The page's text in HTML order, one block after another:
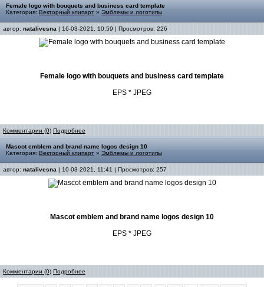
Female logo with bouquets and business card template
Категория: Векторный клипарт » Эмблемы и логотипы
автор: natalivesna | 16-03-2021, 10:59 | Просмотров: 226
Female logo with bouquets and business card template
EPS * JPEG
Комментарии (0) Подробнее
Mascot emblem and brand name logos design 10
Категория: Векторный клипарт » Эмблемы и логотипы
автор: natalivesna | 10-03-2021, 11:41 | Просмотров: 257
Mascot emblem and brand name logos design 10
EPS * JPEG
Комментарии (0) Подробнее